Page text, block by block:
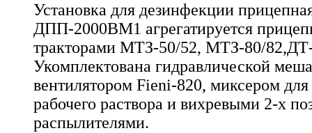
Установка для дезинфекции
ДПП-2000ВМ1 агрегатируется
тракторами МТЗ-50/52, МТЗ-80/
Укомплектована гидравлической
вентилятором Fieni-820, миксером для
рабочего раствора и вихревыми 2-х
распылителями.